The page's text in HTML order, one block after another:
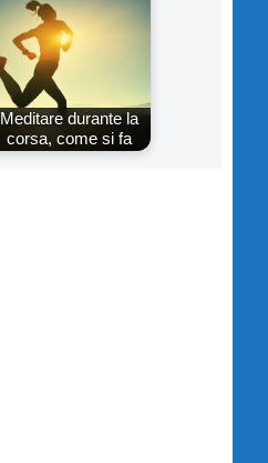
Meditare durante la
corsa, come si fa